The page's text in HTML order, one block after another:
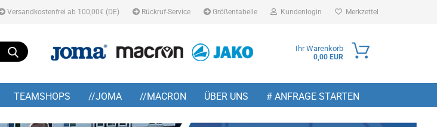
Versandkostenfrei ab 100,00€ (DE) Rückruf-Service Größentabelle Kundenlogin
Passwort
Merkzettel
Suche... Ihr Warenkorb
0,00 EUR
TEAMSHOPS //JOMA //MACRON ÜBER UNS # ANFRAGE STARTEN